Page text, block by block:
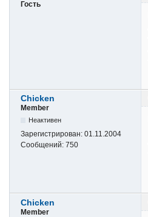
Гость
Chicken
Member
Неактивен
Зарегистрирован: 01.11.2004
Сообщений: 750
Chicken
Member